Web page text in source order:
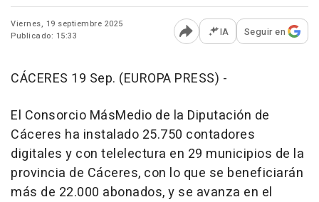
Viernes, 19 septiembre 2025
Publicado: 15:33
Abrir opciones para
IA Seguir en
CÁCERES 19 Sep. (EUROPA PRESS) -
El Consorcio MásMedio de la Diputación de
Cáceres ha instalado 25.750 contadores
digitales y con telelectura en 29 municipios de la
provincia de Cáceres, con lo que se beneficiarán
más de 22.000 abonados, y se avanza en el